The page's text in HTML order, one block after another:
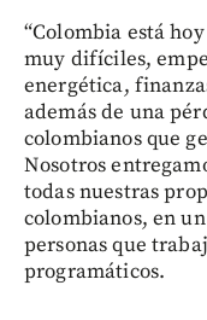
“Colombia está
muy difíciles,
energética,
además de una
colombianos que
Nosotros
todas nuestras
colombianos, en
personas que
programáticos.